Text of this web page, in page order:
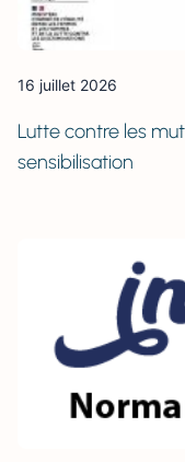
16 juillet 2026
Lutte contre les
sensibilisation